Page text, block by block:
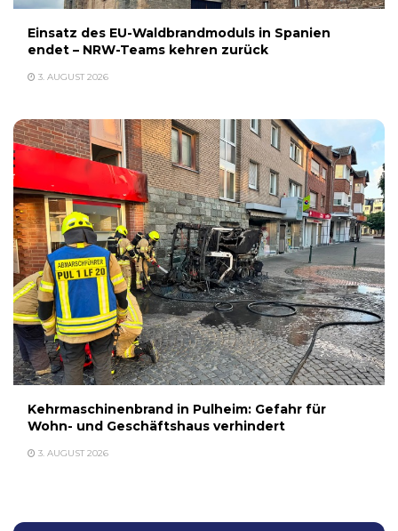
Einsatz des EU-Waldbrandmoduls in Spanien
endet – NRW-Teams kehren zurück
3. AUGUST 2026
Kehrmaschinenbrand in Pulheim: Gefahr für
Wohn- und Geschäftshaus verhindert
3. AUGUST 2026